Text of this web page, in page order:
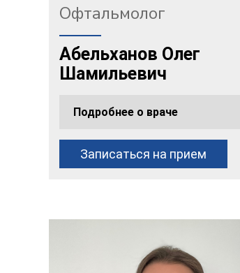
Офтальмолог
Абельханов Олег
Шамильевич
Подробнее о враче
Записаться на прием